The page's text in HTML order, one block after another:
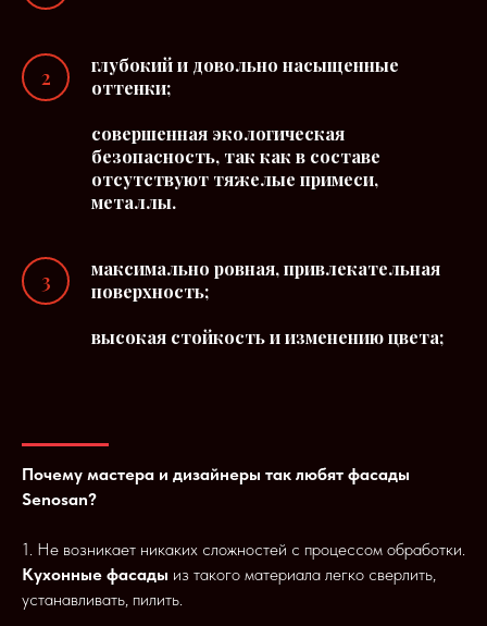
глубокий и довольно насыщенные
оттенки;
совершенная экологическая
безопасность, так как в составе
отсутствуют тяжелые примеси,
металлы.
максимально ровная, привлекательная
поверхность;
высокая стойкость и изменению цвета;
Почему мастера и дизайнеры так любят фасады
Senosan?
1. Не возникает никаких сложностей с процессом обработки.
Кухонные фасады из такого материала легко сверлить,
устанавливать, пилить.